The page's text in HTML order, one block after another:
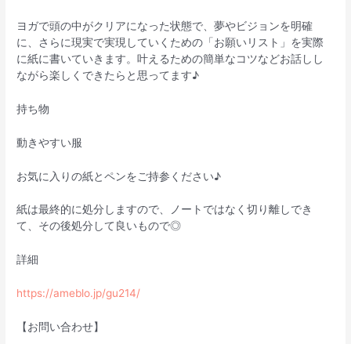
ヨガで頭の中がクリアになった状態で、夢やビジョンを明確
に、さらに現実で実現していくための「お願いリスト」を実際
に紙に書いていきます。叶えるための簡単なコツなどお話しし
ながら楽しくできたらと思ってます♪
持ち物
動きやすい服
お気に入りの紙とペンをご持参ください♪
紙は最終的に処分しますので、ノートではなく切り離しでき
て、その後処分して良いもので◎
詳細
https://ameblo.jp/gu214/
【お問い合わせ】